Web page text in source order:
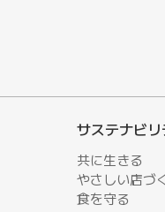
サステナビリ
共に生きる
やさしい店づ
⾷を守る